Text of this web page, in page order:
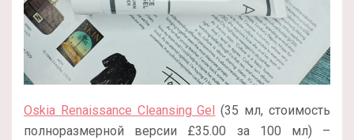
Oskia Renaissance Cleansing Gel
(35 мл, стоимость
полноразмерной версии £35.00 за 100 мл) –